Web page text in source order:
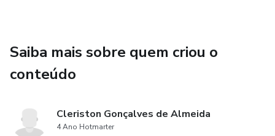
Inositol - Aumenta o relaxamento muscular, permitindo
pegar no sono com mais facilidade;
estimulando e melhorando a qualidade do sono;
Saiba mais sobre quem criou o
conteúdo
Cleriston Gonçalves de Almeida
4 Ano Hotmarter